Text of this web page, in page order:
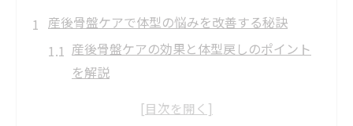
産後骨盤ケアで体型の悩みを改善する秘訣
産後骨盤ケアの効果と体型戻しのポイント
を解説
産後骨盤ケアで骨盤のゆがみ改善を目指す